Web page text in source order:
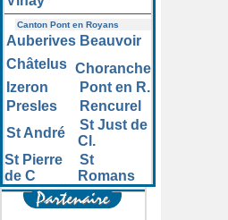
Canton Pont en Royans
Auberives Beauvoir
Châtelus Choranche
Izeron
Pont en R.
Presles
Rencurel
St André
St Just de
Cl.
St Pierre
de C
St
Romans